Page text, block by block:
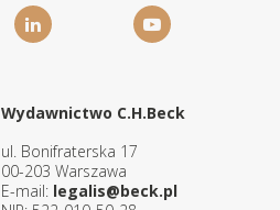
Wydawnictwo C.H.Beck
ul. Bonifraterska 17
00-203 Warszawa
E-mail: legalis@beck.pl